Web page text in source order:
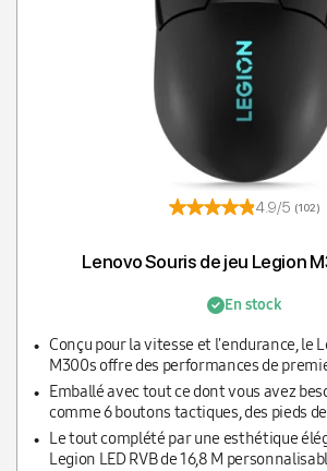
4.9/5 (102)
Lenovo Souris de jeu Legion
En stock
Conçu pour la vitesse et l'endurance, le
M300s offre des performances de
cadre ultra-léger.
Emballé avec tout ce dont vous avez
comme 6 boutons tactiques, des pieds
un capteur réglable de 8000 DPI et des
interrupteurs mécaniques.
Le tout complété par une esthétique
Legion LED RVB de 16,8 M